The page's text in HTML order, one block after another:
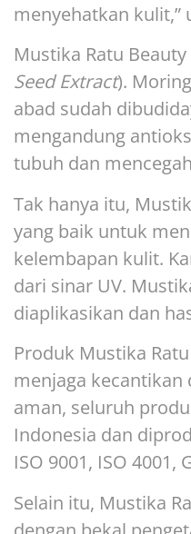
menyehatkan kulit,”
Mustika Ratu
Seed Extract).
abad sudah
mengandung
tubuh dan
Tak hanya itu,
yang baik untuk
kelembapan kulit.
dari sinar UV.
diaplikasikan dan
Produk Mustika
menjaga
aman, seluruh
Indonesia dan
ISO 9001, ISO 4001,
Selain itu, Mustika